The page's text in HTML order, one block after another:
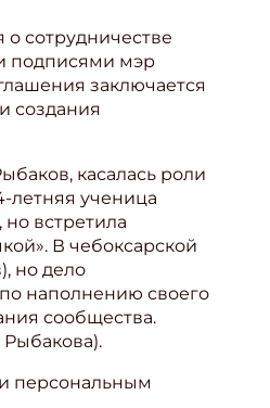
сотрудничестве
подписями мэр
заключается
создания
касалась роли
летняя ученица
встретила
В чебоксарской
но дело
наполнению своего
сообщества.
персональным